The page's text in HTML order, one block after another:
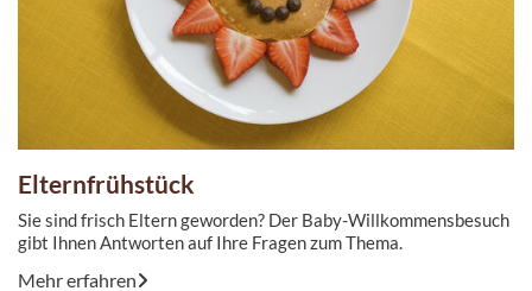
Elternfrühstück
Sie sind frisch Eltern geworden? Der Baby-Willkommensbesuch
gibt Ihnen Antworten auf Ihre Fragen zum Thema.
Mehr erfahren